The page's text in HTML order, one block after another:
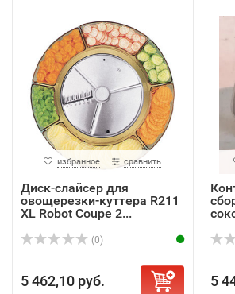
избранное сравнить
Диск-слайсер для
овощерезки-куттера R211
XL Robot Coupe 2...
(0)
5 462,10 руб. 5